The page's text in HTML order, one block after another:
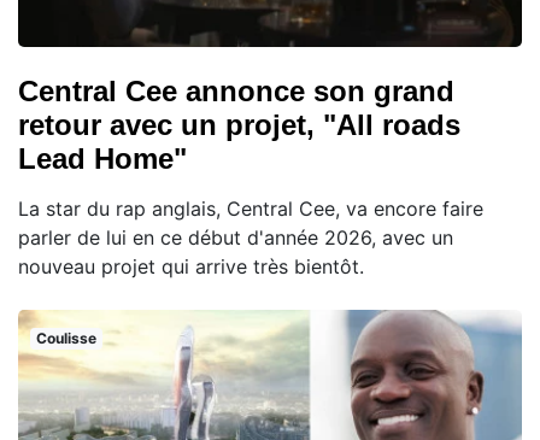
Central Cee annonce son grand
retour avec un projet, "All roads
Lead Home"
La star du rap anglais, Central Cee, va encore faire
parler de lui en ce début d'année 2026, avec un
nouveau projet qui arrive très bientôt.
Coulisse